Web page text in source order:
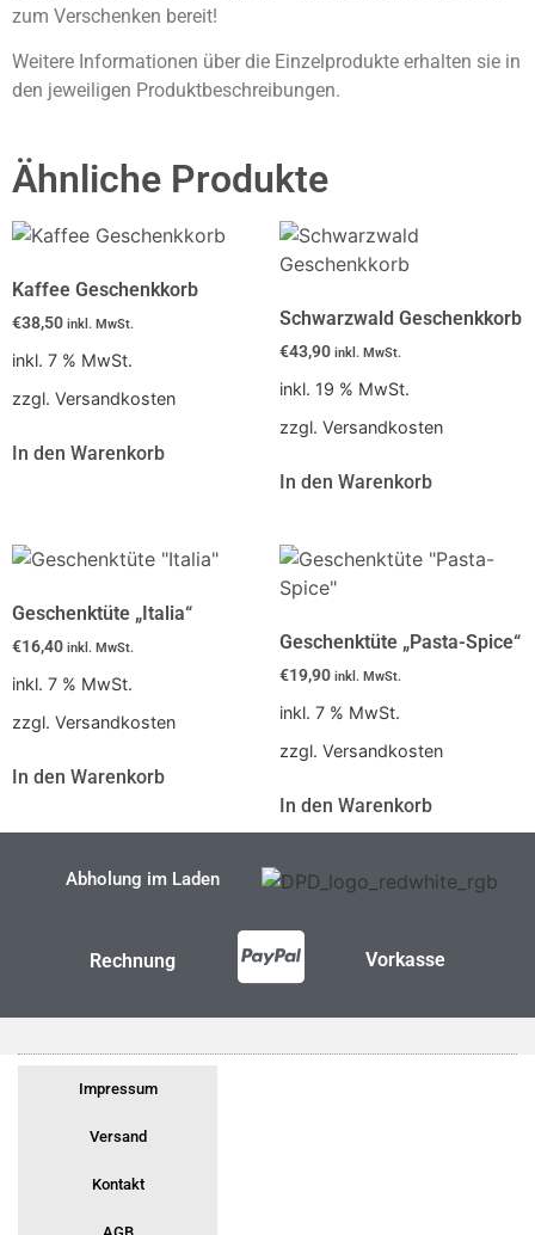
zum Verschenken bereit!
Weitere Informationen über die Einzelprodukte erhalten sie in
den jeweiligen Produktbeschreibungen.
Ähnliche Produkte
Kaffee Geschenkkorb
€38,50 inkl. MwSt.
inkl. 7 % MwSt.
zzgl. Versandkosten
In den Warenkorb
Schwarzwald Geschenkkorb
€43,90 inkl. MwSt.
inkl. 19 % MwSt.
zzgl. Versandkosten
In den Warenkorb
Geschenktüte „Italia“
€16,40 inkl. MwSt.
inkl. 7 % MwSt.
zzgl. Versandkosten
In den Warenkorb
Geschenktüte „Pasta-Spice“
€19,90 inkl. MwSt.
inkl. 7 % MwSt.
zzgl. Versandkosten
In den Warenkorb
Abholung im Laden
Rechnung Vorkasse
Impressum
Versand
Kontakt